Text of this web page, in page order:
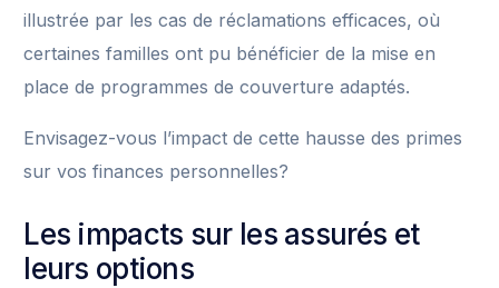
illustrée par les cas de réclamations efficaces, où
certaines familles ont pu bénéficier de la mise en
place de programmes de couverture adaptés.
Envisagez-vous l’impact de cette hausse des primes
sur vos finances personnelles?
Les impacts sur les assurés et
leurs options